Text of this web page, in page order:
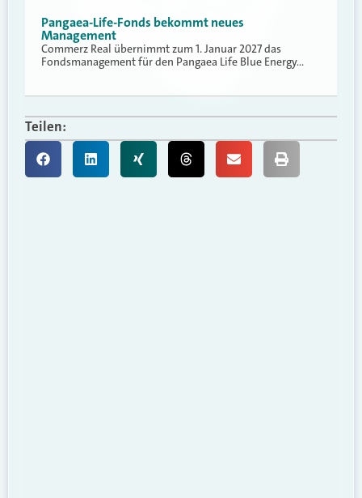
Pangaea-Life-Fonds bekommt neues
Management
Commerz Real übernimmt zum 1. Januar 2027 das
Fondsmanagement für den Pangaea Life Blue Energy…
Teilen: